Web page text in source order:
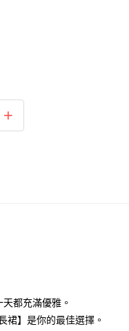
都充滿優雅。
裙】是你的最佳選擇。